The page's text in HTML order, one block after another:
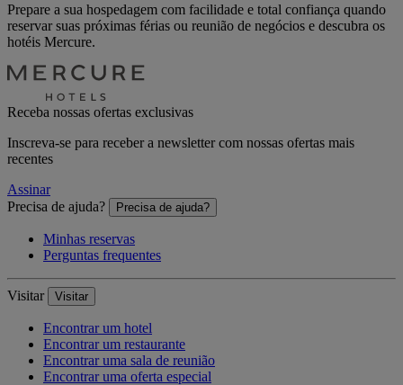
Prepare a sua hospedagem com facilidade e total confiança quando
reservar suas próximas férias ou reunião de negócios e descubra os
hotéis Mercure.
Receba nossas ofertas exclusivas
Inscreva-se para receber a newsletter com nossas ofertas mais
recentes
Assinar
Precisa de ajuda?
Precisa de ajuda?
Minhas reservas
Perguntas frequentes
Visitar Visitar
Encontrar um hotel
Encontrar um restaurante
Encontrar uma sala de reunião
Encontrar uma oferta especial